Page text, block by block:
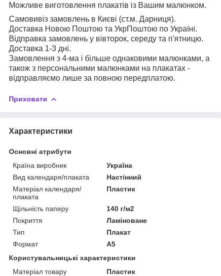
Можливе виготовлення плакатів із Вашим малюнком.
Самовивіз замовлень в Києві (ст.м. Дарниця).
Доставка Новою Поштою та УкрПоштою по Україні.
Відправка замовлень у вівторок, середу та п'ятницю.
Доставка 1-3 дні.
Замовлення з 4-ма і більше однаковими малюнками, а
також з персональними малюнками на плакатах -
відправляємо лише за повною передплатою.
Приховати
Характеристики
Основні атрибути
Країна виробник
Україна
Вид календаря/плаката
Настінний
Матеріал календаря/
плаката
Пластик
Щільність паперу
140 г/м2
Покриття
Ламіноване
Тип
Плакат
Формат
A5
Користувальницькі характеристики
Матеріал товару
Пластик